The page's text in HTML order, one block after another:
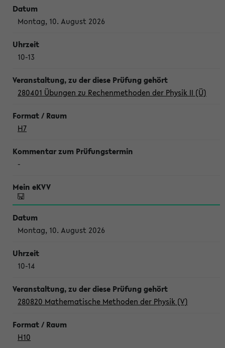
Montag, 10. August 2026
10-13
280401 Übungen zu Rechenmethoden der Physik II (Ü)
H7
-
Montag, 10. August 2026
10-14
280820 Mathematische Methoden der Physik (V)
H10